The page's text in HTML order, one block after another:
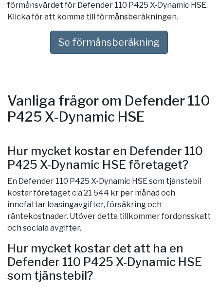
förmånsvärdet för Defender 110 P425 X-Dynamic HSE.
Klicka för att komma till förmånsberäkningen.
Se förmånsberäkning
Vanliga frågor om Defender 110
P425 X-Dynamic HSE
Hur mycket kostar en Defender 110
P425 X-Dynamic HSE företaget?
En Defender 110 P425 X-Dynamic HSE som tjänstebil
kostar företaget c:a 21 544 kr per månad och
innefattar leasingavgifter, försäkring och
räntekostnader. Utöver detta tillkommer fordonsskatt
och sociala avgifter.
Hur mycket kostar det att ha en
Defender 110 P425 X-Dynamic HSE
som tjänstebil?